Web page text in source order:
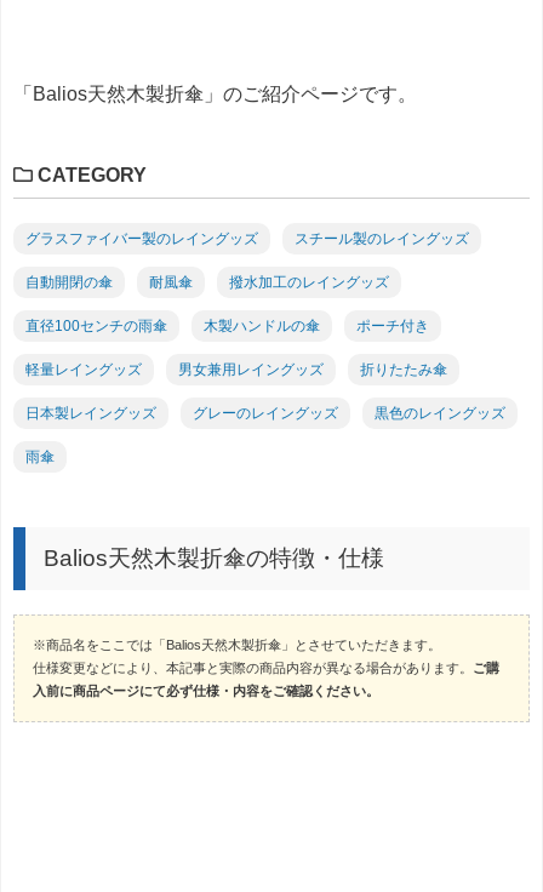
「Balios天然木製折傘」のご紹介ページです。
CATEGORY
グラスファイバー製のレイングッズ スチール製のレイングッズ
自動開閉の傘 耐風傘 撥水加工のレイングッズ
直径100センチの雨傘 木製ハンドルの傘 ポーチ付き
軽量レイングッズ 男女兼用レイングッズ 折りたたみ傘
日本製レイングッズ グレーのレイングッズ 黒色のレイングッズ
雨傘
Balios天然木製折傘の特徴・仕様
※商品名をここでは「Balios天然木製折傘」とさせていただきます。
仕様変更などにより、本記事と実際の商品内容が異なる場合があります。 ご購
入前に商品ページにて必ず仕様・内容をご確認ください。